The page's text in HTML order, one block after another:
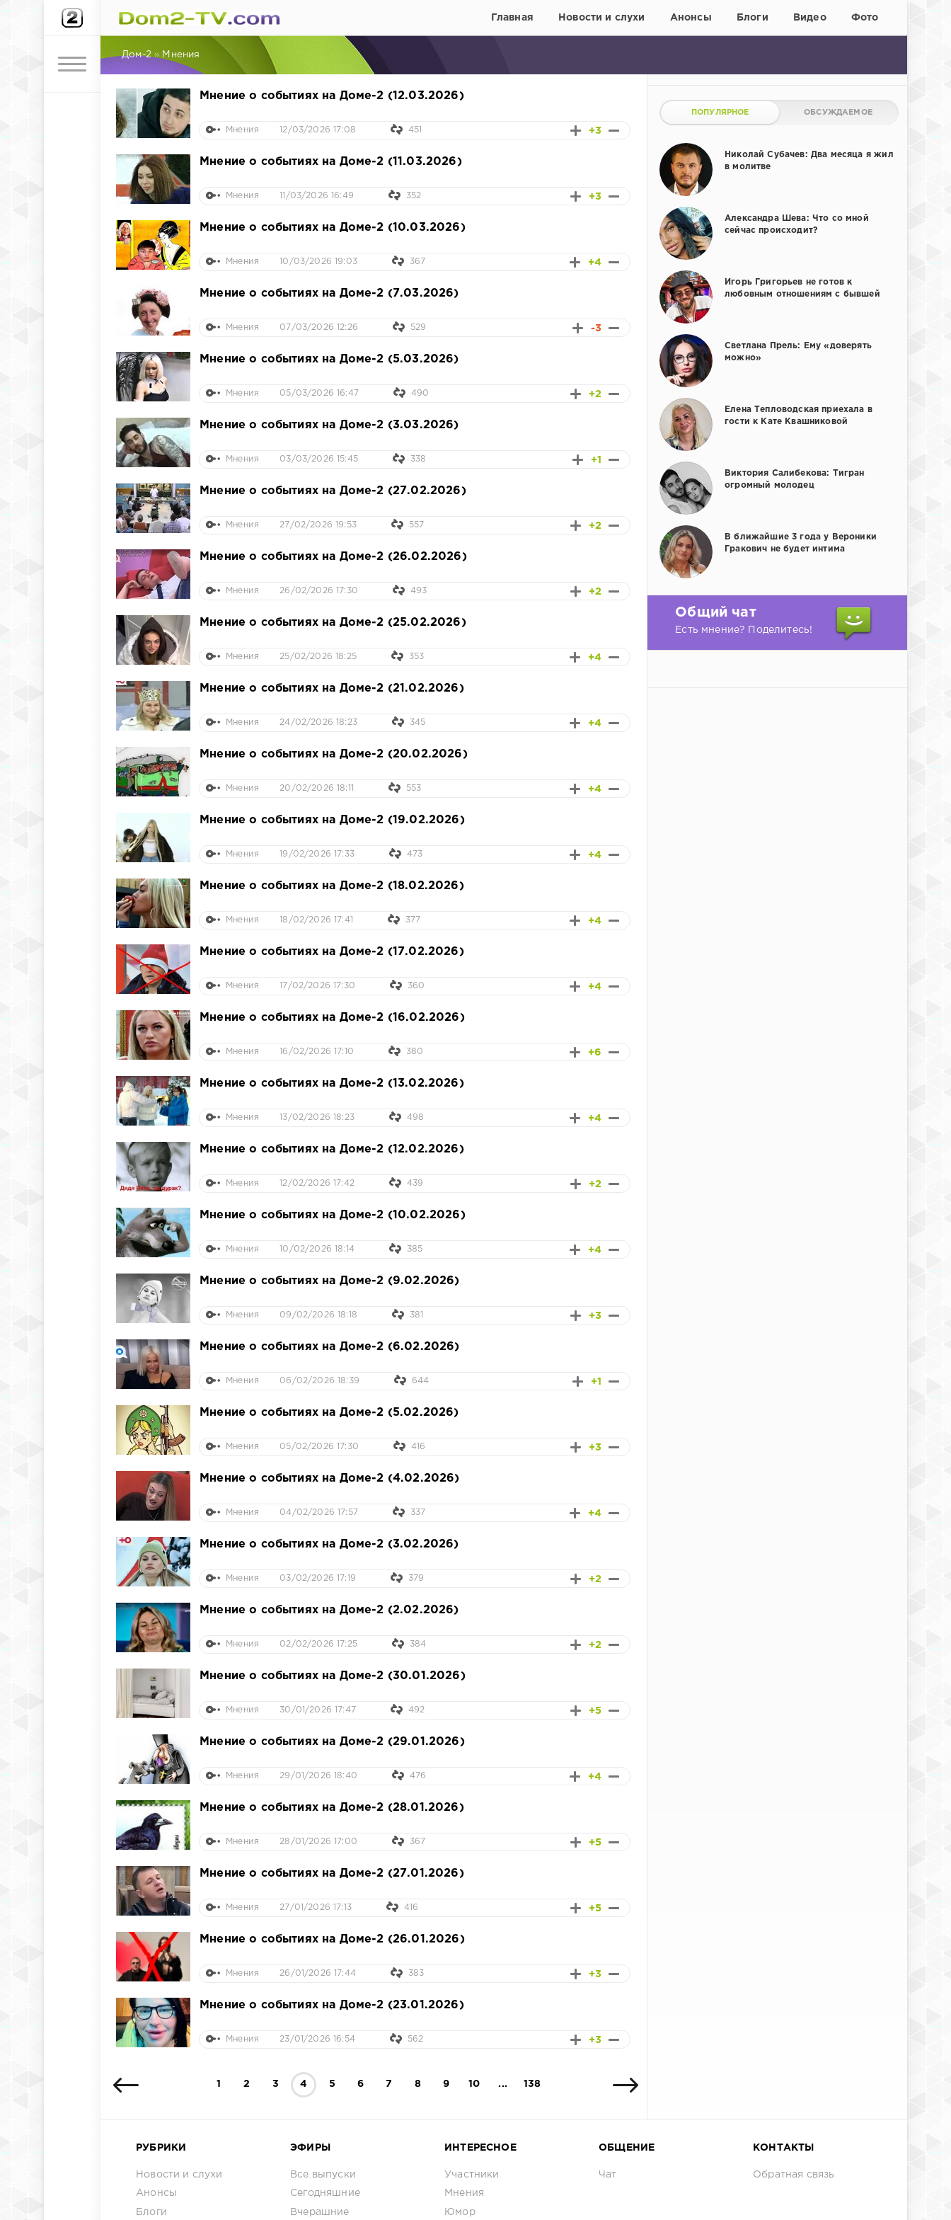
Главная Новости и слухи Анонсы Блоги Видео Фото
Дом-2 » Мнения
Мнение о событиях на Доме-2 (12.03.2026)
+3
Мнения 12/03/2026 17:08 451
Мнение о событиях на Доме-2 (11.03.2026)
+3
Мнения 11/03/2026 16:49 352
Мнение о событиях на Доме-2 (10.03.2026)
+4
Мнения 10/03/2026 19:03 367
Мнение о событиях на Доме-2 (7.03.2026)
-3
Мнения 07/03/2026 12:26 529
Мнение о событиях на Доме-2 (5.03.2026)
+2
Мнения 05/03/2026 16:47 490
Мнение о событиях на Доме-2 (3.03.2026)
+1
Мнения 03/03/2026 15:45 338
Мнение о событиях на Доме-2 (27.02.2026)
+2
Мнения 27/02/2026 19:53 557
Мнение о событиях на Доме-2 (26.02.2026)
+2
Мнения 26/02/2026 17:30 493
Мнение о событиях на Доме-2 (25.02.2026)
+4
Мнения 25/02/2026 18:25 353
Мнение о событиях на Доме-2 (21.02.2026)
+4
Мнения 24/02/2026 18:23 345
Мнение о событиях на Доме-2 (20.02.2026)
+4
Мнения 20/02/2026 18:11 553
Мнение о событиях на Доме-2 (19.02.2026)
+4
Мнения 19/02/2026 17:33 473
Мнение о событиях на Доме-2 (18.02.2026)
+4
Мнения 18/02/2026 17:41 377
Мнение о событиях на Доме-2 (17.02.2026)
+4
Мнения 17/02/2026 17:30 360
Мнение о событиях на Доме-2 (16.02.2026)
+6
Мнения 16/02/2026 17:10 380
Мнение о событиях на Доме-2 (13.02.2026)
+4
Мнения 13/02/2026 18:23 498
Мнение о событиях на Доме-2 (12.02.2026)
+2
Мнения 12/02/2026 17:42 439
Мнение о событиях на Доме-2 (10.02.2026)
+4
Мнения 10/02/2026 18:14 385
Мнение о событиях на Доме-2 (9.02.2026)
+3
Мнения 09/02/2026 18:18 381
Мнение о событиях на Доме-2 (6.02.2026)
+1
Мнения 06/02/2026 18:39 644
Мнение о событиях на Доме-2 (5.02.2026)
+3
Мнения 05/02/2026 17:30 416
Мнение о событиях на Доме-2 (4.02.2026)
+4
Мнения 04/02/2026 17:57 337
Мнение о событиях на Доме-2 (3.02.2026)
+2
Мнения 03/02/2026 17:19 379
Мнение о событиях на Доме-2 (2.02.2026)
+2
Мнения 02/02/2026 17:25 384
Мнение о событиях на Доме-2 (30.01.2026)
+5
Мнения 30/01/2026 17:47 492
Мнение о событиях на Доме-2 (29.01.2026)
+4
Мнения 29/01/2026 18:40 476
Мнение о событиях на Доме-2 (28.01.2026)
+5
Мнения 28/01/2026 17:00 367
Мнение о событиях на Доме-2 (27.01.2026)
+5
Мнения 27/01/2026 17:13 416
Мнение о событиях на Доме-2 (26.01.2026)
+3
Мнения 26/01/2026 17:44 383
Мнение о событиях на Доме-2 (23.01.2026)
+3
Мнения 23/01/2026 16:54 562
1 2 3 4 5 6 7 8 9 10 ... 138
ПОПУЛЯРНОЕ ОБСУЖДАЕМОЕ
Николай Субачев: Два месяца я жил
в молитве
Александра Шева: Что со мной
сейчас происходит?
Игорь Григорьев не готов к
любовным отношениям с бывшей
Светлана Прель: Ему «доверять
можно»
Елена Тепловодская приехала в
гости к Кате Квашниковой
Виктория Салибекова: Тигран
огромный молодец
В ближайшие 3 года у Вероники
Гракович не будет интима
Общий чат
Есть мнение? Поделитесь!
РУБРИКИ
Новости и слухи
Анонсы
Блоги
ЭФИРЫ
Все выпуски
Сегодняшние
Вчерашние
ИНТЕРЕСНОЕ
Участники
Мнения
Юмор
ОБЩЕНИЕ
Чат
КОНТАКТЫ
Обратная связь